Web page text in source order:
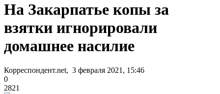
На Закарпатье копы за
взятки игнорировали
домашнее насилие
Корреспондент.net, 3 февраля 2021, 15:46
0
2821